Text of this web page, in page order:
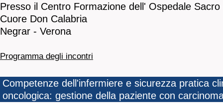
Presso il Centro Formazione dell' Ospedale Sacro
Cuore Don Calabria
Negrar - Verona
Programma degli incontri
Competenze dell'infermiere e sicurezza pratica
oncologica: gestione della paziente con